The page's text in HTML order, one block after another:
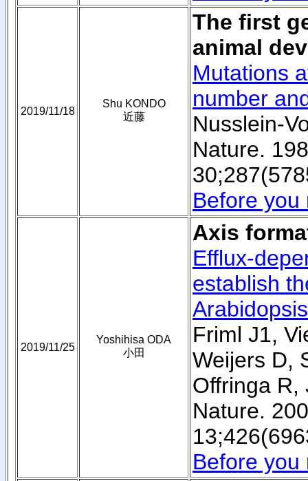
2019/11/18
Shu KONDO
近藤
The first
animal
Mutations
number
Nusslein-
Nature.
Before you
2019/11/25
Yoshihisa ODA
小田
Axis
Efflux-
establish
Friml J1,
Weijers D,
Offringa R,
Nature.
Before you